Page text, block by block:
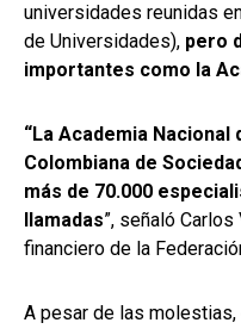
universidades reunidas
de Universidades), pero
importantes como la
“La Academia
Colombiana de
más de 70.000
llamadas”, señaló
financiero de la
A pesar de las